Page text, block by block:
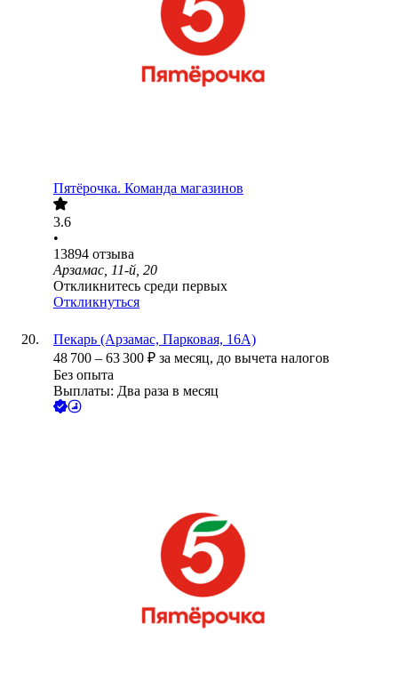
Пятёрочка. Команда магазинов
3.6
•
13894 отзыва
Арзамас, 11-й, 20
Откликнитесь среди первых
Откликнуться
Пекарь (Арзамас, Парковая, 16А)
48 700 – 63 300 ₽ за месяц, до вычета налогов
Без опыта
Выплаты: Два раза в месяц